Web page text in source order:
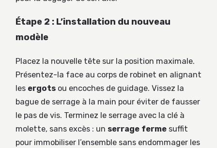
Étape 2 : L’installation du nouveau
modèle
Placez la nouvelle tête sur la position maximale.
Présentez-la face au corps de robinet en alignant
les ergots ou encoches de guidage. Vissez la
bague de serrage à la main pour éviter de fausser
le pas de vis. Terminez le serrage avec la clé à
molette, sans excès : un serrage ferme suffit
pour immobiliser l’ensemble sans endommager les